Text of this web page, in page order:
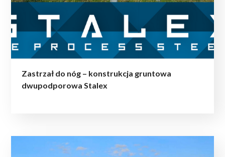
Zastrzał do nóg – konstrukcja gruntowa
dwupodporowa Stalex